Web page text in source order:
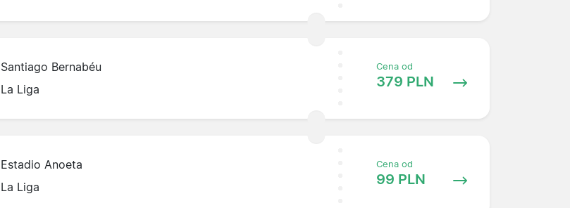
Santiago Bernabéu
La Liga
Cena od
379 PLN
Estadio Anoeta
La Liga
Cena od
99 PLN